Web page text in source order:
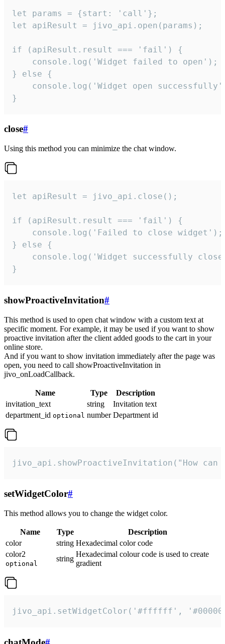
let params = {start: 'call'};
let apiResult = jivo_api.open(params);
if (apiResult.result === 'fail') {
    console.log('Widget failed to open');
} else {
console.log('Widget open
}
close#
Using this method you can minimize the chat window.
let apiResult = jivo_api.close();
if (apiResult.result === 'fail') {
    console.log('Failed to close widget');
} else {
console.log('Widget successfully
}
showProactiveInvitation#
This method is used to open chat window with a custom text at
specific moment. For example, it may be used if you want to show
proactive invitation after the client added goods to the cart in your
online store.
And if you want to show invitation immediately after the page was
open, you need to call showProactiveInvitation in
jivo_onLoadCallback.
Name Type
Description
invitation_text
string
Invitation text
department_id optional number Department id
jivo_api.showProactiveInvitation("How
setWidgetColor#
This method allows you to change the widget color.
Name Type
Description
color
string Hexadecimal color code
color2
optional
string
Hexadecimal colour code is used to create
gradient
jivo_api.setWidgetColor('#ffffff',